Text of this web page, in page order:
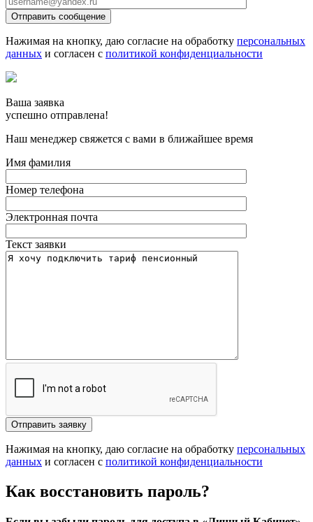
Отправить сообщение
Нажимая на кнопку, даю согласие на обработку персональных
данных и согласен с политикой конфиденциальности
Ваша заявка
успешно отправлена!
Наш менеджер свяжется с вами в ближайшее время
Имя фамилия
Номер телефона
Электронная почта
Текст заявки
Отправить заявку
Нажимая на кнопку, даю согласие на обработку персональных
данных и согласен с политикой конфиденциальности
Как восстановить пароль?